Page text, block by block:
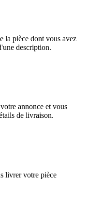
la pièce dont vous avez
description.
annonce et vous
de livraison.
livrer votre pièce